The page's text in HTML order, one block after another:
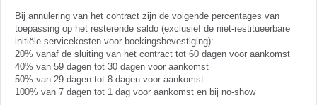
Bij annulering van het contract zijn de volgende percentages van
toepassing op het resterende saldo (exclusief de niet-restitueerbare
initiële servicekosten voor boekingsbevestiging):
20% vanaf de sluiting van het contract tot 60 dagen voor aankomst
40% van 59 dagen tot 30 dagen voor aankomst
50% van 29 dagen tot 8 dagen voor aankomst
100% van 7 dagen tot 1 dag voor aankomst en bij no-show